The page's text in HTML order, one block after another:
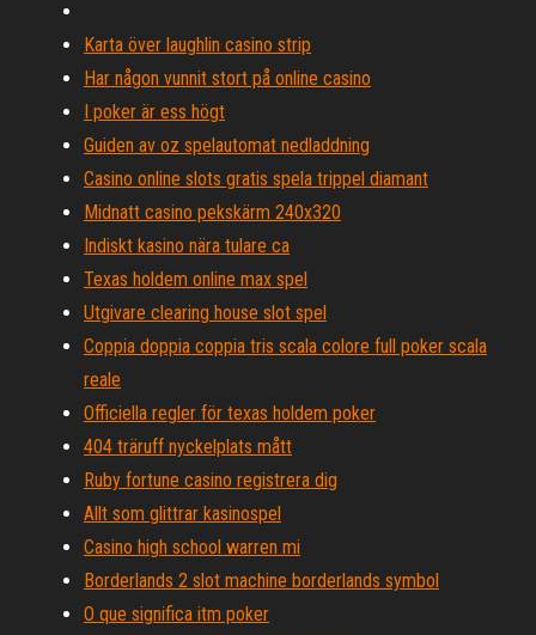
Karta över laughlin casino strip
Har någon vunnit stort på online casino
I poker är ess högt
Guiden av oz spelautomat nedladdning
Casino online slots gratis spela trippel diamant
Midnatt casino pekskärm 240x320
Indiskt kasino nära tulare ca
Texas holdem online max spel
Utgivare clearing house slot spel
Coppia doppia coppia tris scala colore full poker scala
reale
Officiella regler för texas holdem poker
404 träruff nyckelplats mått
Ruby fortune casino registrera dig
Allt som glittrar kasinospel
Casino high school warren mi
Borderlands 2 slot machine borderlands symbol
O que significa itm poker